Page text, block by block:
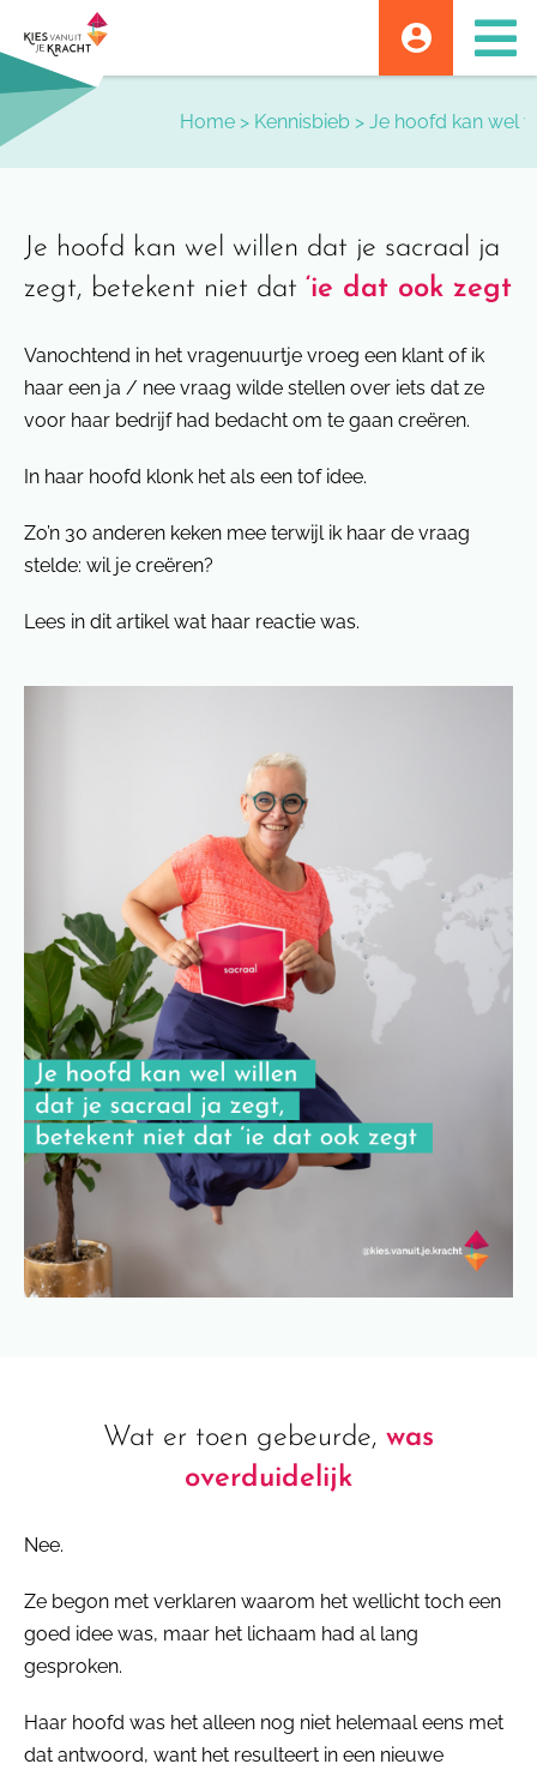
to
content
Home > Kennisbieb > Je hoofd kan wel
Je hoofd kan wel willen dat je sacraal ja
zegt, betekent niet dat ‘ie dat ook zegt
Vanochtend in het vragenuurtje vroeg een klant of ik
haar een ja / nee vraag wilde stellen over iets dat ze
voor haar bedrijf had bedacht om te gaan creëren.
In haar hoofd klonk het als een tof idee.
Zo’n 30 anderen keken mee terwijl ik haar de vraag
stelde: wil je creëren?
Lees in dit artikel wat haar reactie was.
Wat er toen gebeurde, was
overduidelijk
Nee.
Ze begon met verklaren waarom het wellicht toch een
goed idee was, maar het lichaam had al lang
gesproken.
Haar hoofd was het alleen nog niet helemaal eens met
dat antwoord, want het resulteert in een nieuwe